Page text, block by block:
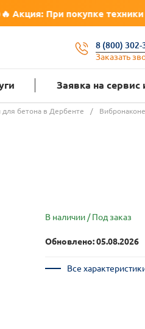
техники первое ТО в
8 (800) 302-
Заказать
Заявка на сервис
бетона в Дербенте /
В наличии / Под заказ
Обновлено: 05.08.2026
Все